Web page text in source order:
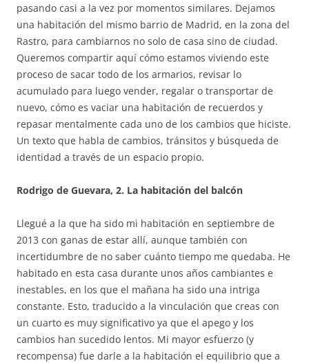
pasando casi a la vez por momentos similares. Dejamos
una habitación del mismo barrio de Madrid, en la zona del
Rastro, para cambiarnos no solo de casa sino de ciudad.
Queremos compartir aquí cómo estamos viviendo este
proceso de sacar todo de los armarios, revisar lo
acumulado para luego vender, regalar o transportar de
nuevo, cómo es vaciar una habitación de recuerdos y
repasar mentalmente cada uno de los cambios que hiciste.
Un texto que habla de cambios, tránsitos y búsqueda de
identidad a través de un espacio propio.
Rodrigo de Guevara, 2. La habitación del balcón
Llegué a la que ha sido mi habitación en septiembre de
2013 con ganas de estar allí, aunque también con
incertidumbre de no saber cuánto tiempo me quedaba. He
habitado en esta casa durante unos años cambiantes e
inestables, en los que el mañana ha sido una intriga
constante. Esto, traducido a la vinculación que creas con
un cuarto es muy significativo ya que el apego y los
cambios han sucedido lentos. Mi mayor esfuerzo (y
recompensa) fue darle a la habitación el equilibrio que a